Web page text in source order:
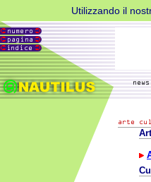
Utilizzando il